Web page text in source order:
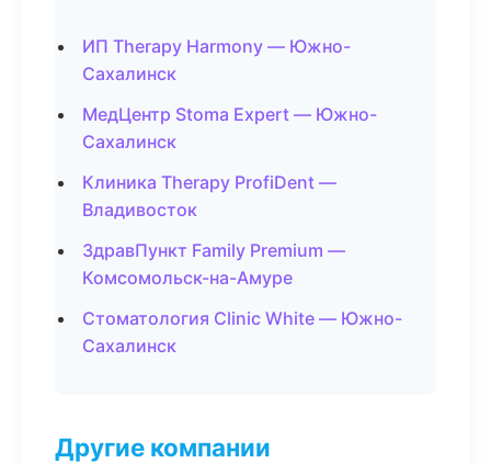
ИП Therapy Harmony — Южно-
Сахалинск
МедЦентр Stoma Expert — Южно-
Сахалинск
Клиника Therapy ProfiDent —
Владивосток
ЗдравПункт Family Premium —
Комсомольск-на-Амуре
Стоматология Clinic White — Южно-
Сахалинск
Другие компании